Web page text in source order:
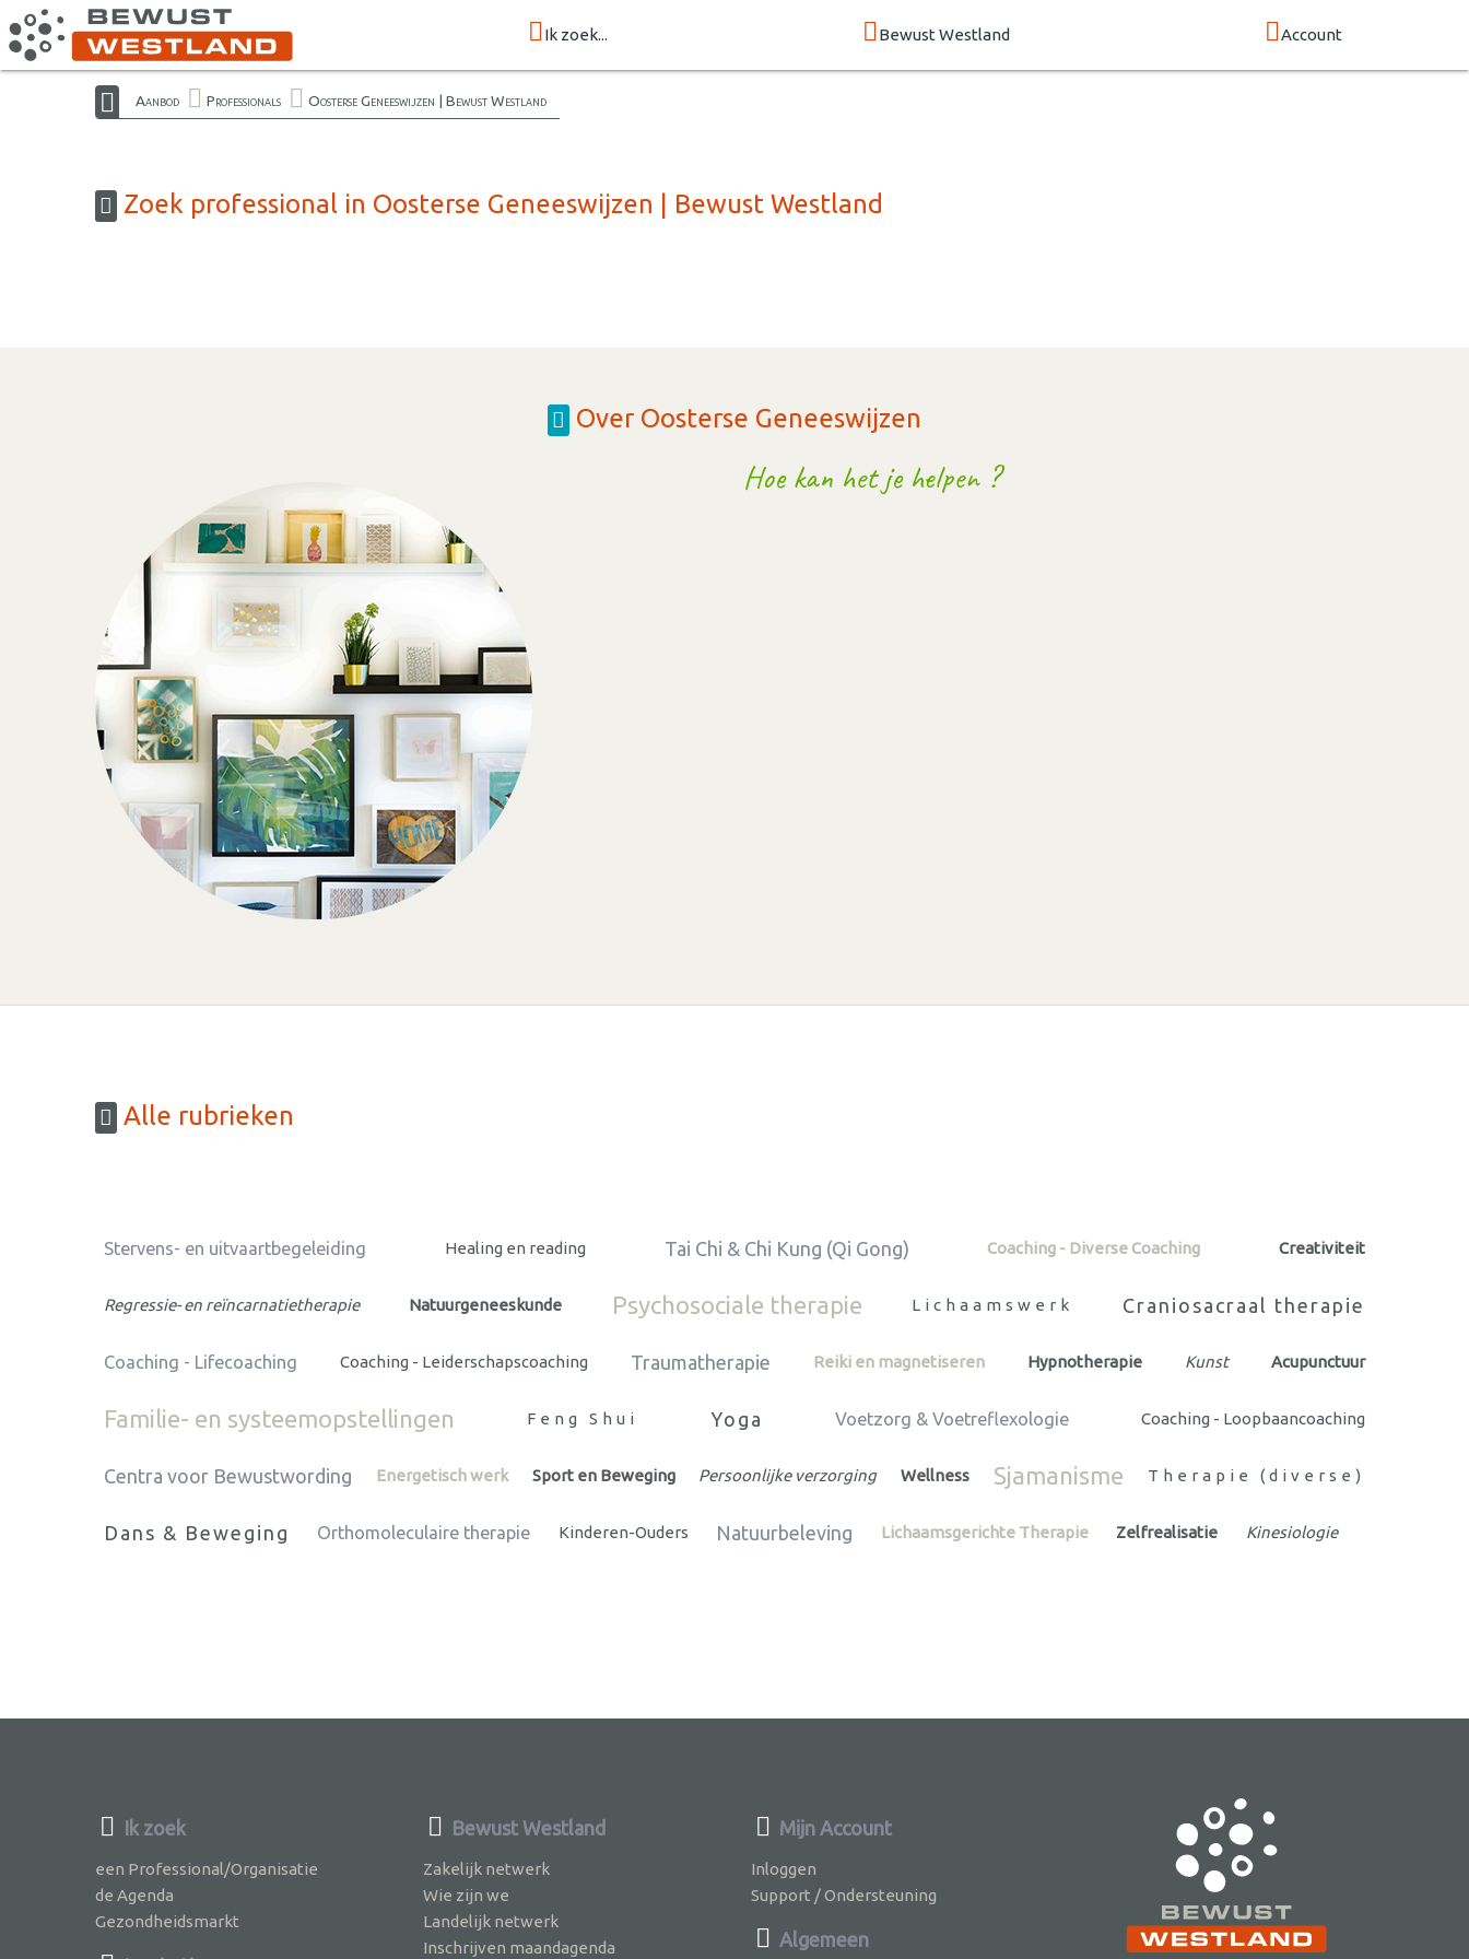
Ik zoek... Bewust Westland Account
Aanbod Professionals Oosterse Geneeswijzen | Bewust Westland
Zoek professional in Oosterse Geneeswijzen | Bewust Westland
Over Oosterse Geneeswijzen
Hoe kan het je helpen ?
Alle rubrieken
Stervens- en uitvaartbegeleiding Healing en reading Tai Chi & Chi Kung (Qi Gong) Coaching - Diverse Coaching Creativiteit
Regressie- en reïncarnatietherapie Natuurgeneeskunde Psychosociale therapie Lichaamswerk Craniosacraal therapie
Coaching - Lifecoaching Coaching - Leiderschapscoaching Traumatherapie Reiki en magnetiseren Hypnotherapie Kunst Acupunctuur
Familie- en systeemopstellingen Feng Shui Yoga Voetzorg & Voetreflexologie Coaching - Loopbaancoaching
Centra voor Bewustwording Energetisch werk Sport en Beweging Persoonlijke verzorging Wellness Sjamanisme Therapie (diverse)
Dans & Beweging Orthomoleculaire therapie Kinderen-Ouders Natuurbeleving Lichaamsgerichte Therapie Zelfrealisatie Kinesiologie
Ik zoek
een Professional/Organisatie
de Agenda
Gezondheidsmarkt
Bewust Westland
Zakelijk netwerk
Wie zijn we
Landelijk netwerk
Inschrijven maandagenda
Mijn Account
Inloggen
Support / Ondersteuning
Algemeen